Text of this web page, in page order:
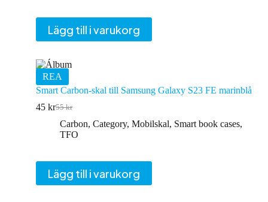
Lägg till i varukorg
REA
Smart Carbon-skal till Samsung Galaxy S23 FE marinblå
55kr
Det
ursprungliga
priset
45 krDet
nuvarande
priset
Carbon, Category, Mobilskal, Smart book cases,
TFO
Lägg till i varukorg